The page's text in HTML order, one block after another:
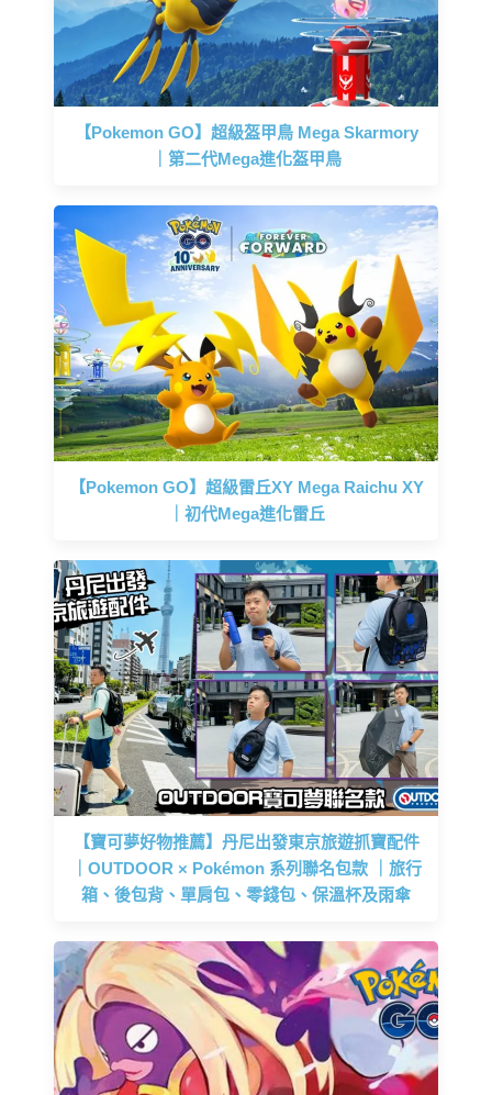
【Pokemon GO】超級盔甲鳥 Mega Skarmory
｜第二代Mega進化盔甲鳥
【Pokemon GO】超級雷丘XY Mega Raichu XY
｜初代Mega進化雷丘
【寶可夢好物推薦】丹尼出發東京旅遊抓寶配件
｜OUTDOOR × Pokémon 系列聯名包款 ｜旅行
箱、後包背、單肩包、零錢包、保溫杯及雨傘